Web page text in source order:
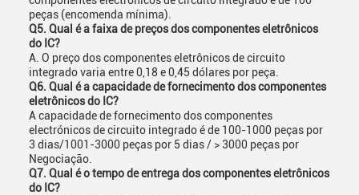
peças (encomenda mínima).
Q5. Qual é a faixa de preços dos componentes eletrônicos
do IC?
A. O preço dos componentes eletrônicos de circuito
integrado varia entre 0,18 e 0,45 dólares por peça.
Q6. Qual é a capacidade de fornecimento dos componentes
eletrônicos do IC?
A capacidade de fornecimento dos componentes
electrónicos de circuito integrado é de 100-1000 peças por
3 dias/1001-3000 peças por 5 dias / > 3000 peças por
Negociação.
Q7. Qual é o tempo de entrega dos componentes eletrônicos
do IC?